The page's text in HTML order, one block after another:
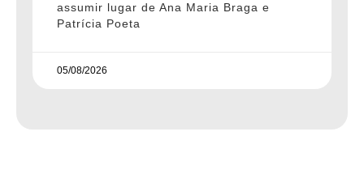
assumir lugar de Ana Maria Braga e
Patrícia Poeta
05/08/2026